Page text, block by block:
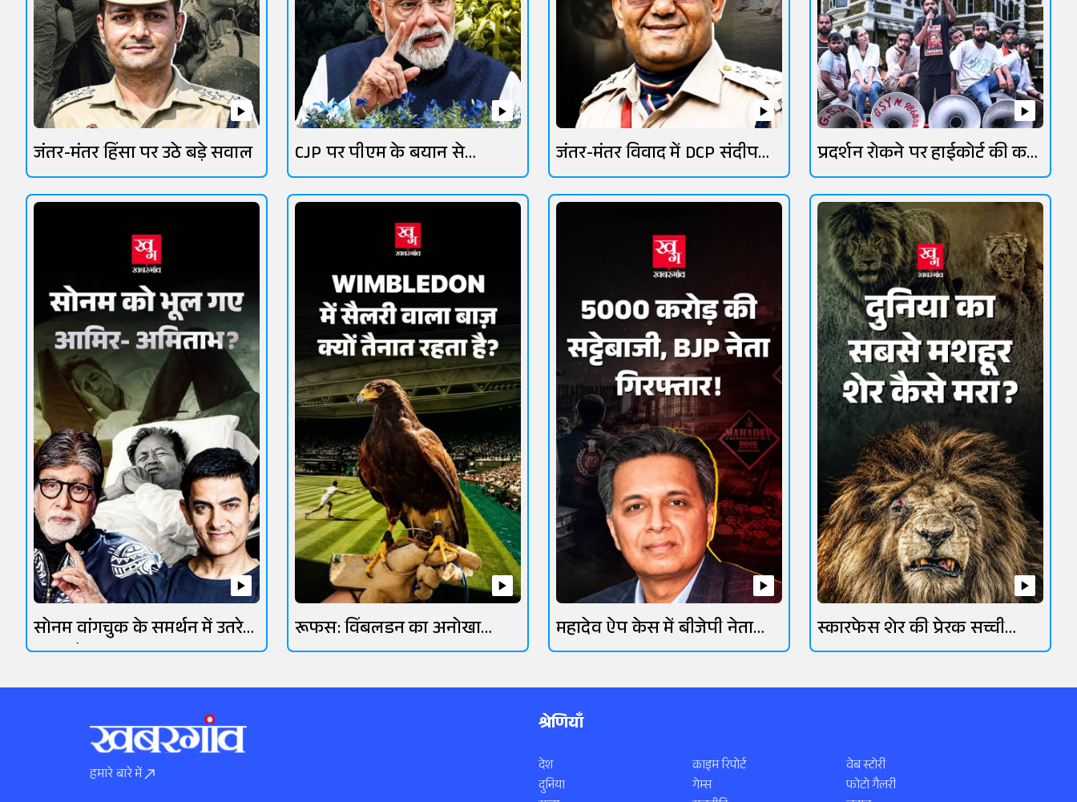
जंतर-मंतर हिंसा पर उठे बड़े सवाल
CJP पर पीएम के बयान से
सियासत तेज
जंतर-मंतर विवाद में DCP संदीप
लांबा चर्चा में
प्रदर्शन रोकने पर हाईकोर्ट की कड़ी
फटकार
सोनम वांगचुक के समर्थन में उतरे
ओमी वैद्य
रूफस: विंबलडन का अनोखा
आसमानी रक्षक
महादेव ऐप केस में बीजेपी नेता
गिरफ्तार
स्कारफेस शेर की प्रेरक सच्ची
कहानी
हमारे बारे में
श्रेणियाँ
देश
दुनिया
क्राइम रिपोर्ट
गेम्स
वेब स्टोरी
फोटो गैलरी